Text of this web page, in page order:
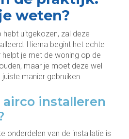
weten?
hebt uitgekozen, zal deze
Hierna begint het echte
je met de woning op de
maar je moet deze wel
manier gebruiken.
airco installeren
onderdelen van de installatie is